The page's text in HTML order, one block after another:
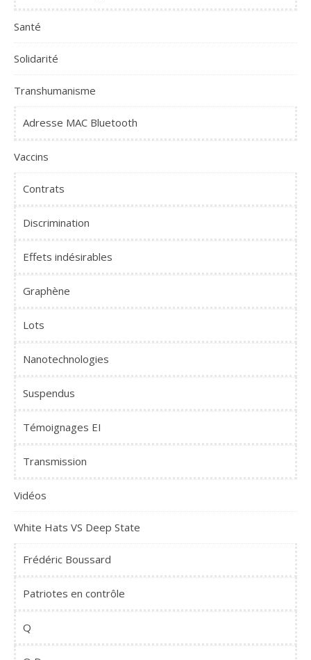
Santé
Solidarité
Transhumanisme
Adresse MAC Bluetooth
Vaccins
Contrats
Discrimination
Effets indésirables
Graphène
Lots
Nanotechnologies
Suspendus
Témoignages EI
Transmission
Vidéos
White Hats VS Deep State
Frédéric Boussard
Patriotes en contrôle
Q